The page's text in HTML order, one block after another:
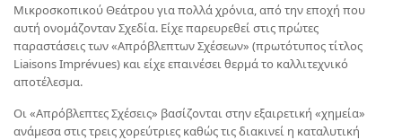
Μικροσκοπικού Θεάτρου για πολλά χρόνια, από την εποχή που
αυτή ονομάζονταν Σχεδία. Είχε παρευρεθεί στις πρώτες
παραστάσεις των «Απρόβλεπτων Σχέσεων» (πρωτότυπος τίτλος
Liaisons Imprévues) και είχε επαινέσει θερμά το καλλιτεχνικό
αποτέλεσμα.
Οι «Απρόβλεπτες Σχέσεις» βασίζονται στην εξαιρετική «χημεία»
ανάμεσα στις τρεις χορεύτριες καθώς τις διακινεί η καταλυτική